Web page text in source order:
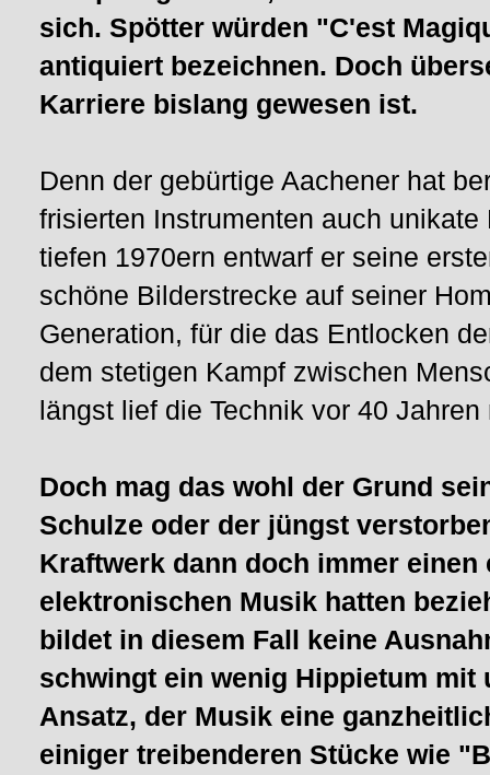
sich. Spötter würden "C'est
antiquiert bezeichnen. Doch
Karriere bislang gewesen ist.
Denn der gebürtige Aachener hat
frisierten Instrumenten auch
tiefen 1970ern entwarf er seine
schöne Bilderstrecke auf seiner
Generation, für die das Entlocken
dem stetigen Kampf zwischen
längst lief die Technik vor 40
Doch mag das wohl der Grund
Schulze oder der jüngst
Kraftwerk dann doch immer einen
elektronischen Musik hatten
bildet in diesem Fall keine
schwingt ein wenig Hippietum
Ansatz, der Musik eine
einiger treibenderen Stücke wie